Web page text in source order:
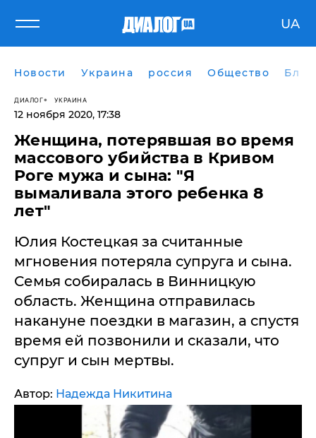
UA
Новости Украина россия Общество
ДИАЛОГ УКРАИНА
12 ноября 2020, 17:38
Женщина, потерявшая во время
массового убийства в Кривом
Роге мужа и сына: "Я
вымаливала этого ребенка 8
лет"
Юлия Костецкая за считанные
мгновения потеряла супруга и сына.
Семья собиралась в Винницкую
область. Женщина отправилась
накануне поездки в магазин, а спустя
время ей позвонили и сказали, что
супруг и сын мертвы.
Автор: Надежда Никитина